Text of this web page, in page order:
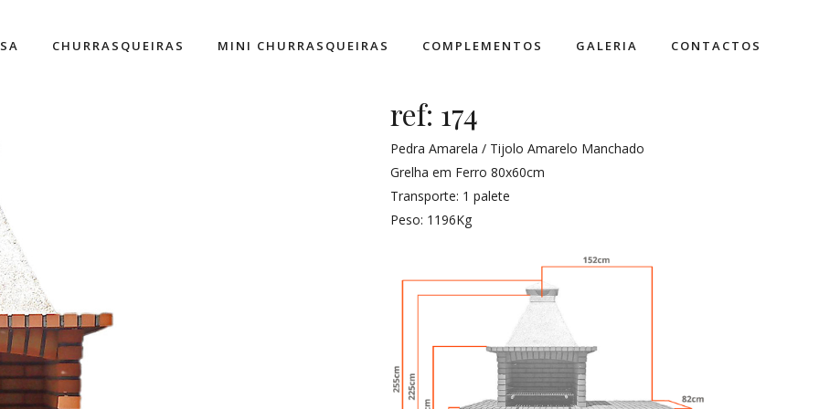
CHURRASQUEIRAS MINI CHURRASQUEIRAS COMPLEMENTOS GALERIA CONTACTOS
ref: 174
Pedra Amarela / Tijolo Amarelo Manchado
Grelha em Ferro 80x60cm
Transporte: 1 palete
Peso: 1196Kg